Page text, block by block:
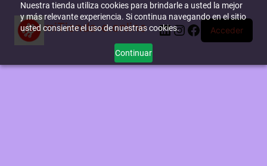
Nuestra tienda utiliza cookies para brindarle a usted la mejor
y más relevante experiencia. Si continua navegando en el sitio
usted consiente el uso de nuestras cookies.
Continuar
miTienda-e.online LinkedIn
Instagram
Facebook
Acceder